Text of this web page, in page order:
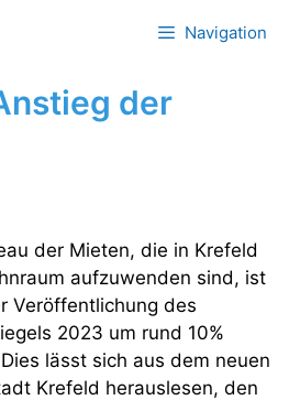
Navigation
der
der Mieten, die in Krefeld
aufzuwenden sind, ist
Veröffentlichung des
2023 um rund 10%
lässt sich aus dem neuen
Krefeld herauslesen, den